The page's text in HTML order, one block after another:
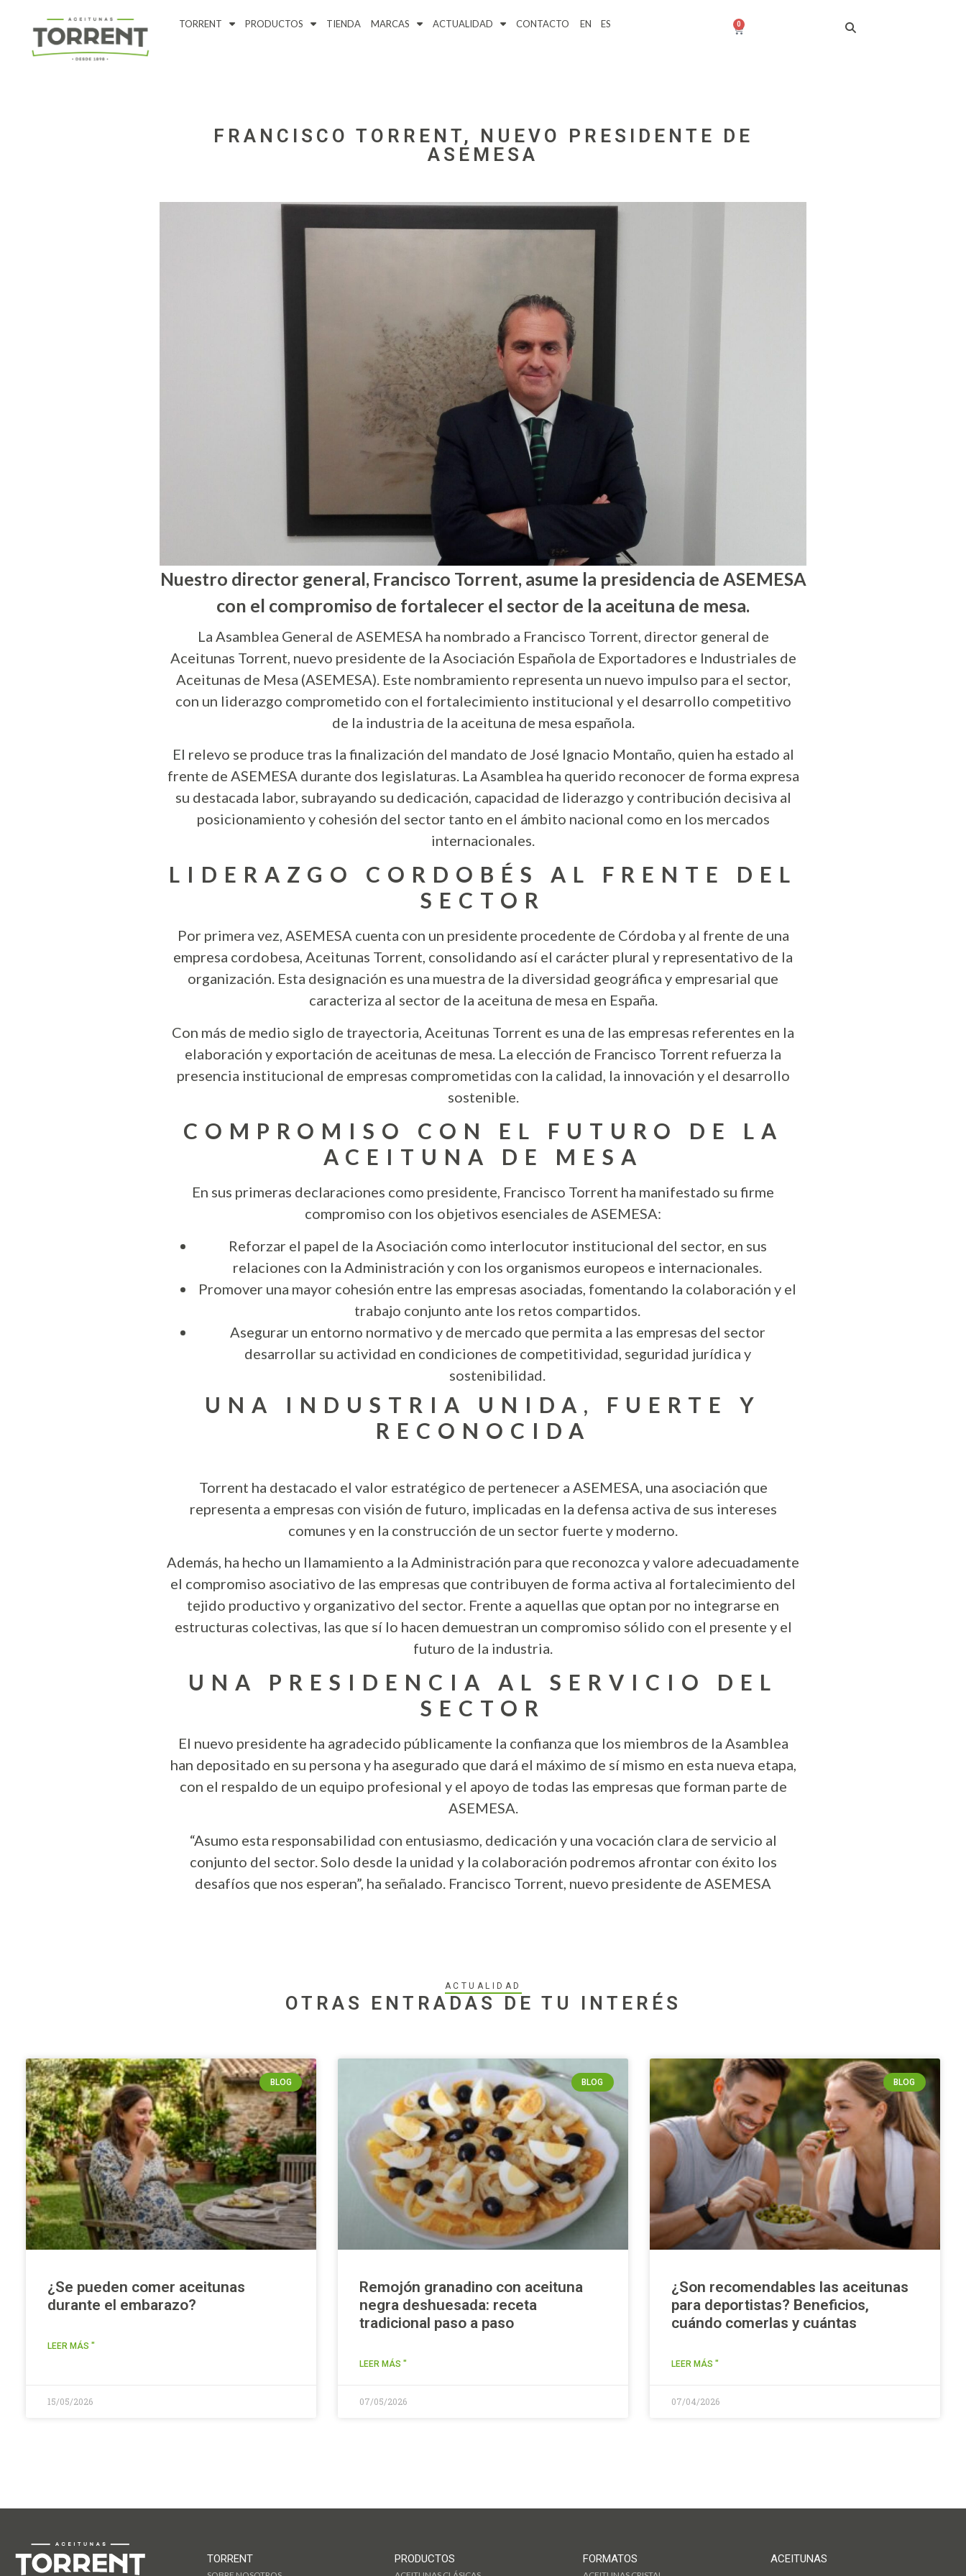
TORRENT PRODUCTOS TIENDA MARCAS ACTUALIDAD CONTACTO EN ES 0
FRANCISCO TORRENT, NUEVO PRESIDENTE DE
ASEMESA
Nuestro director general, Francisco Torrent, asume la presidencia de ASEMESA
con el compromiso de fortalecer el sector de la aceituna de mesa.
La Asamblea General de ASEMESA ha nombrado a Francisco Torrent, director general de
Aceitunas Torrent, nuevo presidente de la Asociación Española de Exportadores e Industriales de
Aceitunas de Mesa (ASEMESA). Este nombramiento representa un nuevo impulso para el sector,
con un liderazgo comprometido con el fortalecimiento institucional y el desarrollo competitivo
de la industria de la aceituna de mesa española.
El relevo se produce tras la finalización del mandato de José Ignacio Montaño, quien ha estado al
frente de ASEMESA durante dos legislaturas. La Asamblea ha querido reconocer de forma expresa
su destacada labor, subrayando su dedicación, capacidad de liderazgo y contribución decisiva al
posicionamiento y cohesión del sector tanto en el ámbito nacional como en los mercados
internacionales.
LIDERAZGO CORDOBÉS AL FRENTE DEL
SECTOR
Por primera vez, ASEMESA cuenta con un presidente procedente de Córdoba y al frente de una
empresa cordobesa, Aceitunas Torrent, consolidando así el carácter plural y representativo de la
organización. Esta designación es una muestra de la diversidad geográfica y empresarial que
caracteriza al sector de la aceituna de mesa en España.
Con más de medio siglo de trayectoria, Aceitunas Torrent es una de las empresas referentes en la
elaboración y exportación de aceitunas de mesa. La elección de Francisco Torrent refuerza la
presencia institucional de empresas comprometidas con la calidad, la innovación y el desarrollo
sostenible.
COMPROMISO CON EL FUTURO DE LA
ACEITUNA DE MESA
En sus primeras declaraciones como presidente, Francisco Torrent ha manifestado su firme
compromiso con los objetivos esenciales de ASEMESA:
Reforzar el papel de la Asociación como interlocutor institucional del sector, en sus
relaciones con la Administración y con los organismos europeos e internacionales.
Promover una mayor cohesión entre las empresas asociadas, fomentando la colaboración y el
trabajo conjunto ante los retos compartidos.
Asegurar un entorno normativo y de mercado que permita a las empresas del sector
desarrollar su actividad en condiciones de competitividad, seguridad jurídica y
sostenibilidad.
UNA INDUSTRIA UNIDA, FUERTE Y
RECONOCIDA
Torrent ha destacado el valor estratégico de pertenecer a ASEMESA, una asociación que
representa a empresas con visión de futuro, implicadas en la defensa activa de sus intereses
comunes y en la construcción de un sector fuerte y moderno.
Además, ha hecho un llamamiento a la Administración para que reconozca y valore adecuadamente
el compromiso asociativo de las empresas que contribuyen de forma activa al fortalecimiento del
tejido productivo y organizativo del sector. Frente a aquellas que optan por no integrarse en
estructuras colectivas, las que sí lo hacen demuestran un compromiso sólido con el presente y el
futuro de la industria.
UNA PRESIDENCIA AL SERVICIO DEL
SECTOR
El nuevo presidente ha agradecido públicamente la confianza que los miembros de la Asamblea
han depositado en su persona y ha asegurado que dará el máximo de sí mismo en esta nueva etapa,
con el respaldo de un equipo profesional y el apoyo de todas las empresas que forman parte de
ASEMESA.
“Asumo esta responsabilidad con entusiasmo, dedicación y una vocación clara de servicio al
conjunto del sector. Solo desde la unidad y la colaboración podremos afrontar con éxito los
desafíos que nos esperan”, ha señalado. Francisco Torrent, nuevo presidente de ASEMESA
ACTUALIDAD
OTRAS ENTRADAS DE TU INTERÉS
BLOG
¿Se pueden comer aceitunas
durante el embarazo?
LEER MÁS "
15/05/2026
BLOG
Remojón granadino con aceituna
negra deshuesada: receta
tradicional paso a paso
LEER MÁS "
07/05/2026
BLOG
¿Son recomendables las aceitunas
para deportistas? Beneficios,
cuándo comerlas y cuántas
LEER MÁS "
07/04/2026
TORRENT PRODUCTOS FORMATOS ACEITUNAS